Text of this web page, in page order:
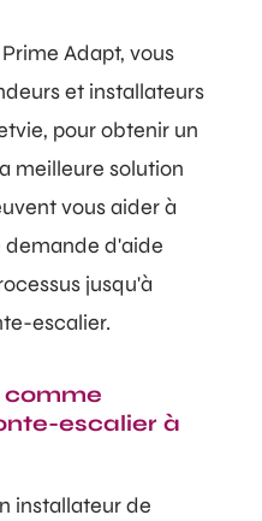
Adapt, vous
et installateurs
pour obtenir un
meilleure solution
vous aider à
demande d'aide
jusqu'à
escalier.
comme
escalier à
installateur de